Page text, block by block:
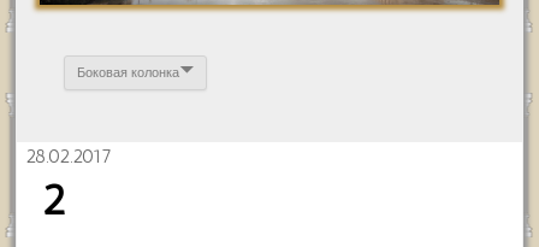
Боковая колонка
28.02.2017
2